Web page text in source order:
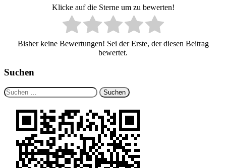
Klicke auf die Sterne um zu bewerten!
Bisher keine Bewertungen! Sei der Erste, der diesen Beitrag
bewertet.
Suchen
Suchen
nach: